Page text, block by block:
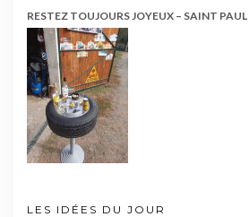
RESTEZ TOUJOURS JOYEUX – SAINT PAUL
LES IDÉES DU JOUR